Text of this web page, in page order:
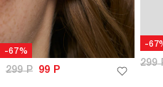
-67%
299Р 99 Р
-
299